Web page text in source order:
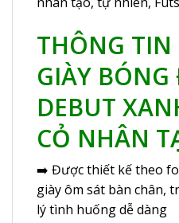
THÔNG TIN
GIÀY
DEBUT
CỎ NHÂN
➡️ Được thiết kế theo
giày ôm sát bàn chân,
lý tình huống dễ dàng